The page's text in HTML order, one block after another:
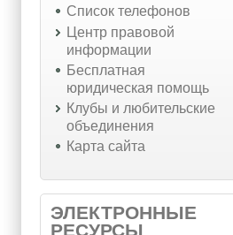
Список телефонов
Центр правовой
информации
Бесплатная
юридическая помощь
Клубы и любительские
объединения
Карта сайта
ЭЛЕКТРОННЫЕ
РЕСУРСЫ